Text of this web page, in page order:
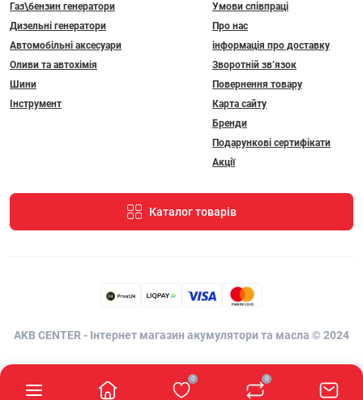
0 0
Газ\бензин генератори
Дизельні генератори
Автомобільні аксесуари
Оливи та автохімія
Шини
Інструмент
Умови співпраці
Про нас
інформація про доставку
Зворотній зв’язок
Повернення товару
Карта сайту
Бренди
Подарункові сертифікати
Акції
Каталог товарів
AKB CENTER - Інтернет магазин акумулятори та масла © 2024